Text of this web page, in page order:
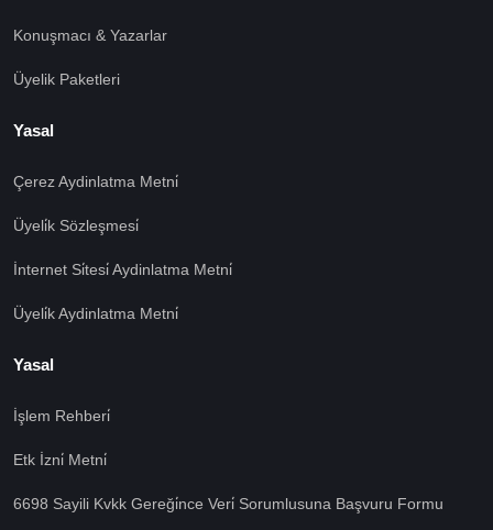
Konuşmacı & Yazarlar
Üyelik Paketleri
Yasal
Çerez Aydinlatma Metni̇
Üyeli̇k Sözleşmesi̇
İnternet Si̇tesi̇ Aydinlatma Metni̇
Üyeli̇k Aydinlatma Metni̇
Yasal
İşlem Rehberi̇
Etk İzni̇ Metni̇
6698 Sayili Kvkk Gereği̇nce Veri̇ Sorumlusuna Başvuru Formu
🍪 Çerez Kullanıyoruz!
şekilde çerezler kullanmaktayız. Çerezleri nasıl